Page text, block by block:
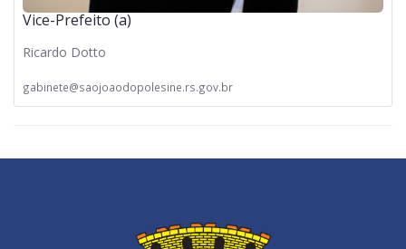
Vice-Prefeito (a)
Ricardo Dotto
gabinete@saojoaodopolesine.rs.gov.br